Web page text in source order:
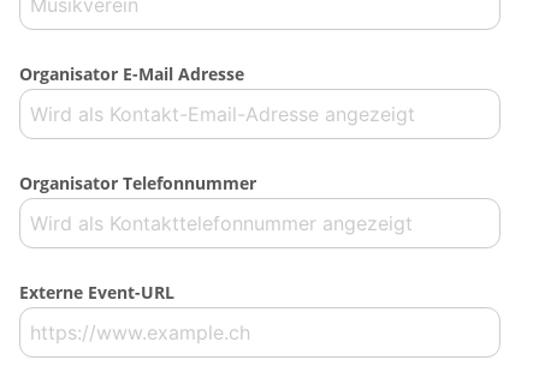
Organisator E-Mail Adresse
Organisator Telefonnummer
Externe Event-URL